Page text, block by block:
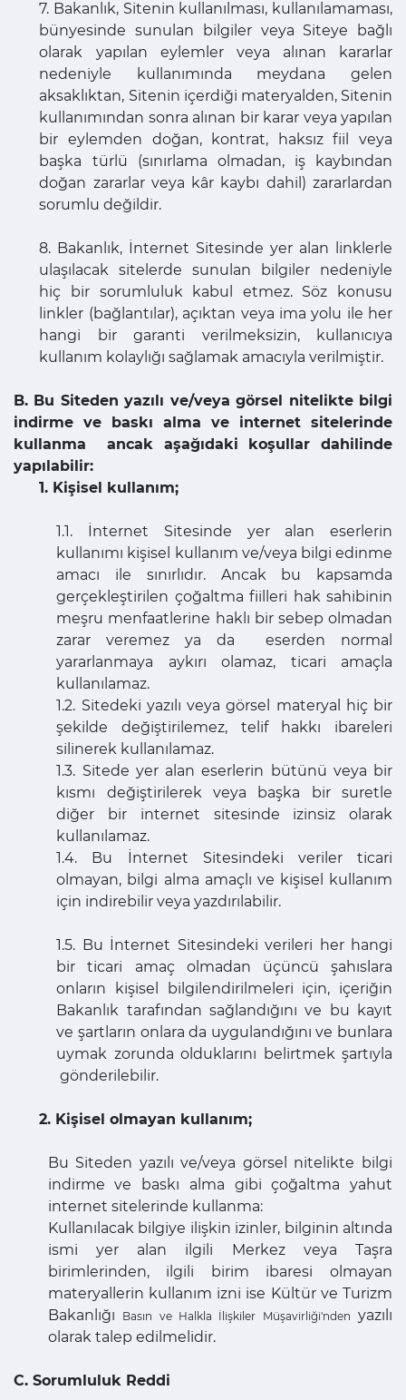
7. Bakanlık, Sitenin kullanılması, kullanılamaması,
bünyesinde sunulan bilgiler veya Siteye bağlı
olarak yapılan eylemler veya alınan kararlar
nedeniyle kullanımında meydana gelen
aksaklıktan, Sitenin içerdiği materyalden, Sitenin
kullanımından sonra alınan bir karar veya yapılan
bir eylemden doğan, kontrat, haksız fiil veya
başka türlü (sınırlama olmadan, iş kaybından
doğan zararlar veya kâr kaybı dahil) zararlardan
sorumlu değildir.
8. Bakanlık, İnternet Sitesinde yer alan linklerle
ulaşılacak sitelerde sunulan bilgiler nedeniyle
hiç bir sorumluluk kabul etmez. Söz konusu
linkler (bağlantılar), açıktan veya ima yolu ile her
hangi bir garanti verilmeksizin, kullanıcıya
kullanım kolaylığı sağlamak amacıyla verilmiştir.
B. Bu Siteden yazılı ve/veya görsel nitelikte bilgi
indirme ve baskı alma ve internet sitelerinde
kullanma ancak aşağıdaki koşullar dahilinde
yapılabilir:
1. Kişisel kullanım;
1.1. İnternet Sitesinde yer alan eserlerin
kullanımı kişisel kullanım ve/veya bilgi edinme
amacı ile sınırlıdır. Ancak bu kapsamda
gerçekleştirilen çoğaltma fiilleri hak sahibinin
meşru menfaatlerine haklı bir sebep olmadan
zarar veremez ya da eserden normal
yararlanmaya aykırı olamaz, ticari amaçla
kullanılamaz.
1.2. Sitedeki yazılı veya görsel materyal hiç bir
şekilde değiştirilemez, telif hakkı ibareleri
silinerek kullanılamaz.
1.3. Sitede yer alan eserlerin bütünü veya bir
kısmı değiştirilerek veya başka bir suretle
diğer bir internet sitesinde izinsiz olarak
kullanılamaz.
1.4. Bu İnternet Sitesindeki veriler ticari
olmayan, bilgi alma amaçlı ve kişisel kullanım
için indirebilir veya yazdırılabilir.
1.5. Bu İnternet Sitesindeki verileri her hangi
bir ticari amaç olmadan üçüncü şahıslara
onların kişisel bilgilendirilmeleri için, içeriğin
Bakanlık tarafından sağlandığını ve bu kayıt
ve şartların onlara da uygulandığını ve bunlara
uymak zorunda olduklarını belirtmek şartıyla
gönderilebilir.
2. Kişisel olmayan kullanım;
Bu Siteden yazılı ve/veya görsel nitelikte bilgi
indirme ve baskı alma gibi çoğaltma yahut
internet sitelerinde kullanma:
Kullanılacak bilgiye ilişkin izinler, bilginin altında
ismi yer alan ilgili Merkez veya Taşra
birimlerinden, ilgili birim ibaresi olmayan
materyallerin kullanım izni ise Kültür ve Turizm
Bakanlığı
Basın ve Halkla İlişkiler Müşavirliği'nden yazılı
olarak talep edilmelidir.
C. Sorumluluk Reddi